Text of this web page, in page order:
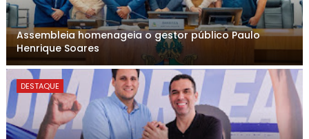
Assembleia homenageia o gestor público Paulo
Henrique Soares
DESTAQUE